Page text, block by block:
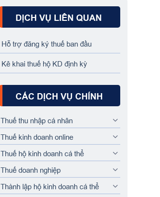
DỊCH VỤ LIÊN QUAN
Hỗ trợ đăng ký thuế ban đầu
Kê khai thuế hộ KD định kỳ
CÁC DỊCH VỤ CHÍNH
Thuế thu nhập cá nhân
Thuế kinh doanh online
Thuế hộ kinh doanh cá thể
Thuế doanh nghiệp
Thành lập hộ kinh doanh cá thể